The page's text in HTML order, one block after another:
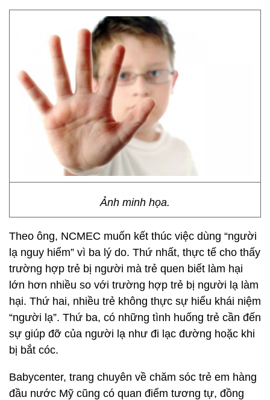
Ảnh minh họa.
Theo ông, NCMEC muốn kết thúc việc dùng “người
lạ nguy hiểm” vì ba lý do. Thứ nhất, thực tế cho thấy
trường hợp trẻ bị người mà trẻ quen biết làm hại
lớn hơn nhiều so với trường hợp trẻ bị người lạ làm
hại. Thứ hai, nhiều trẻ không thực sự hiểu khái niệm
“người lạ”. Thứ ba, có những tình huống trẻ cần đến
sự giúp đỡ của người lạ như đi lạc đường hoặc khi
bị bắt cóc.
Babycenter, trang chuyên về chăm sóc trẻ em hàng
đầu nước Mỹ cũng có quan điểm tương tự, đồng